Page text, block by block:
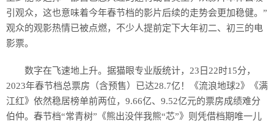
引观众，这也意味着今年春节档的影片后续的走势会更加稳健。”
观众的观影热情已被点燃，不少人提前定下大年初二、初三的电
影票。
数字在飞速地上升。据猫眼专业版统计，23日22时15分，
2023年春节档总票房（含预售）已达28.7亿！《流浪地球2》《满
江红》依然稳居榜单前两位，9.66亿、9.52亿元的票房成绩难分
伯仲。春节档“常青树”《熊出没伴我熊“芯”》则凭借档期唯一儿